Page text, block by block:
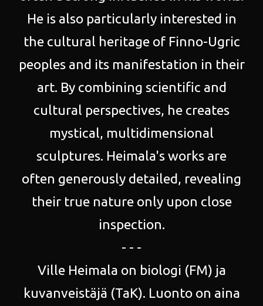
He is also particularly interested in
the cultural heritage of Finno-Ugric
peoples and its manifestation in their
art. By combining scientific and
cultural perspectives, he creates
mystical, multidimensional
sculptures. Heimala's works are
often generously detailed, revealing
their true nature only upon close
inspection.
- - -
Ville Heimala on biologi (FM) ja
kuvanveistäjä (TaK). Luonto on aina